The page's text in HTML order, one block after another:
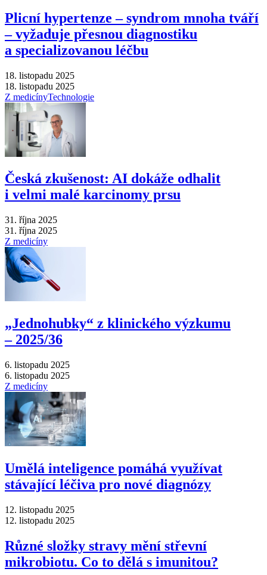
Plicní hypertenze –⁠ syndrom mnoha tváří
–⁠ vyžaduje přesnou diagnostiku
a specializovanou léčbu
18. listopadu 2025
18. listopadu 2025
Z medicínyTechnologie
Česká zkušenost: AI dokáže odhalit
i velmi malé karcinomy prsu
31. října 2025
31. října 2025
Z medicíny
„Jednohubky“ z klinického výzkumu
–⁠ 2025/36
6. listopadu 2025
6. listopadu 2025
Z medicíny
Umělá inteligence pomáhá využívat
stávající léčiva pro nové diagnózy
12. listopadu 2025
12. listopadu 2025
Různé složky stravy mění střevní
mikrobiotu. Co to dělá s imunitou?